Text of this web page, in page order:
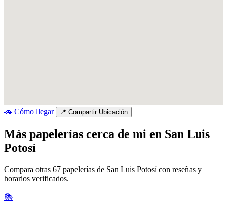
🚗 Cómo llegar 📍 Compartir Ubicación
Más papelerías cerca de mi en San Luis
Potosí
Compara otras 67 papelerías de San Luis Potosí con reseñas y
horarios verificados.
📚